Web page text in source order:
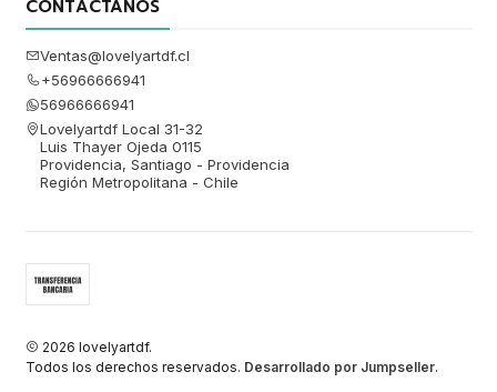
CONTÁCTANOS
Ventas@lovelyartdf.cl
+56966666941
56966666941
Lovelyartdf Local 31-32
Luis Thayer Ojeda 0115
Providencia, Santiago - Providencia
Región Metropolitana - Chile
2026 lovelyartdf.
Todos los derechos reservados. Desarrollado por Jumpseller.